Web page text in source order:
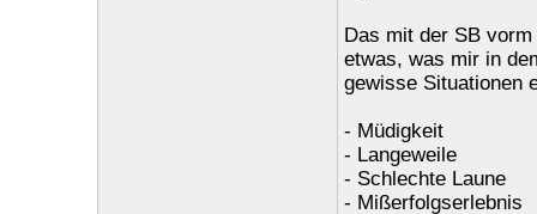
Das mit der SB
etwas, was mir in
gewisse Situationen
- Müdigkeit
- Langeweile
- Schlechte Laune
- Mißerfolgserlebnis